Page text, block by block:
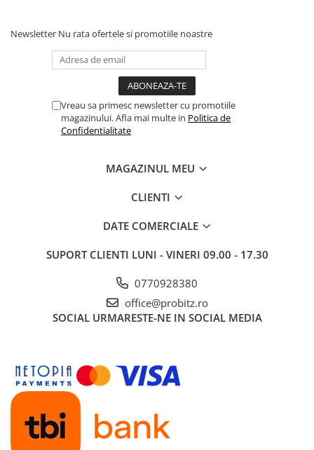
Alte accesorii retea
Access Points & Range Extendere
Placi de retea
Routere Wireless
Echipament firewall
Ceasuri inteligente
Tablete NOI
Newsletter Nu rata ofertele si promotiile noastre
Vreau sa primesc newsletter cu promotiile
magazinului. Afla mai multe in Politica de
Confidentialitate
MAGAZINUL MEU
CLIENTI
DATE COMERCIALE
SUPORT CLIENTI LUNI - VINERI 09.00 - 17.30
0770928380
office@probitz.ro
SOCIAL URMARESTE-NE IN SOCIAL MEDIA